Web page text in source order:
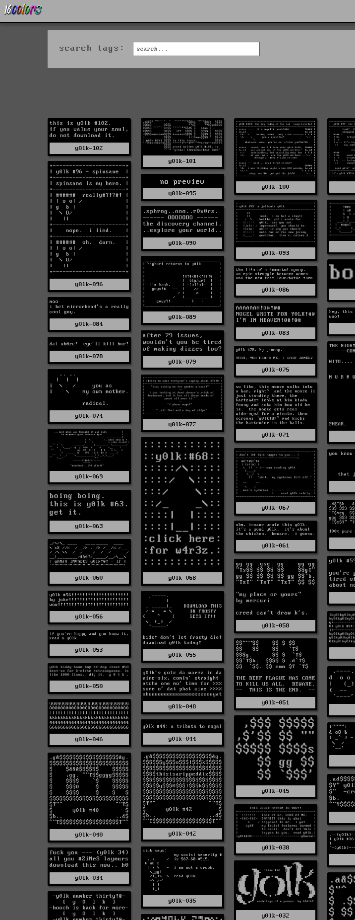
search tags:
y0lk-102
y0lk-101
y0lk-100
y0lk-096
no preview
y0lk-095
y0lk-093
y0lk-090
y0lk-089
y0lk-086
y0lk-084
y0lk-083
y0lk-079
y0lk-078
y0lk-075
y0lk-074
y0lk-072
y0lk-071
y0lk-069
y0lk-068
y0lk-067
y0lk-063
y0lk-061
y0lk-060
y0lk-058
y0lk-056
y0lk-055
y0lk-053
y0lk-051
y0lk-050
y0lk-048
y0lk-046
y0lk-045
y0lk-044
y0lk-042
y0lk-040
y0lk-038
y0lk-035
y0lk-034
y0lk-032